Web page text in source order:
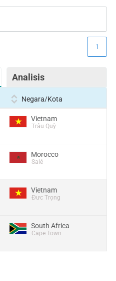
Analisis
1
Negara/Kota
Vietnam
Trâu Quỳ
Morocco
Salé
Vietnam
Đưc Trọng
South Africa
Cape Town